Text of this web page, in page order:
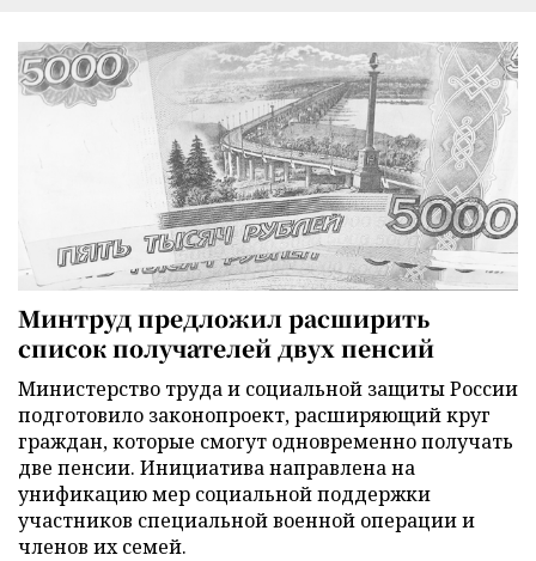
Минтруд предложил расширить
список получателей двух пенсий
Министерство труда и социальной защиты России
подготовило законопроект, расширяющий круг
граждан, которые смогут одновременно получать
две пенсии. Инициатива направлена на
унификацию мер социальной поддержки
участников специальной военной операции и
членов их семей.